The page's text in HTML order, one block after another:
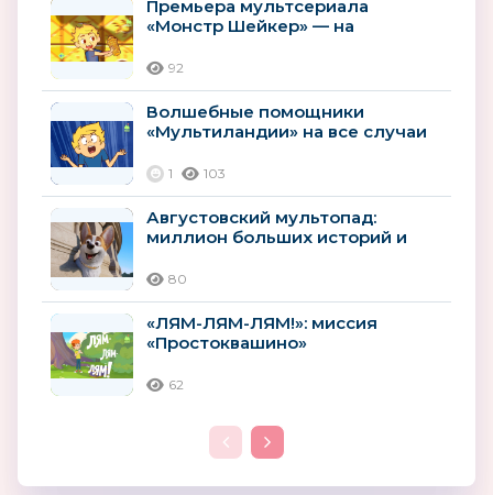
Премьера мультсериала
«Монстр Шейкер» — на
92
Волшебные помощники
«Мультиландии» на все случаи
1 103
Августовский мультопад:
миллион больших историй и
80
«ЛЯМ-ЛЯМ-ЛЯМ!»: миссия
«Простоквашино»
62